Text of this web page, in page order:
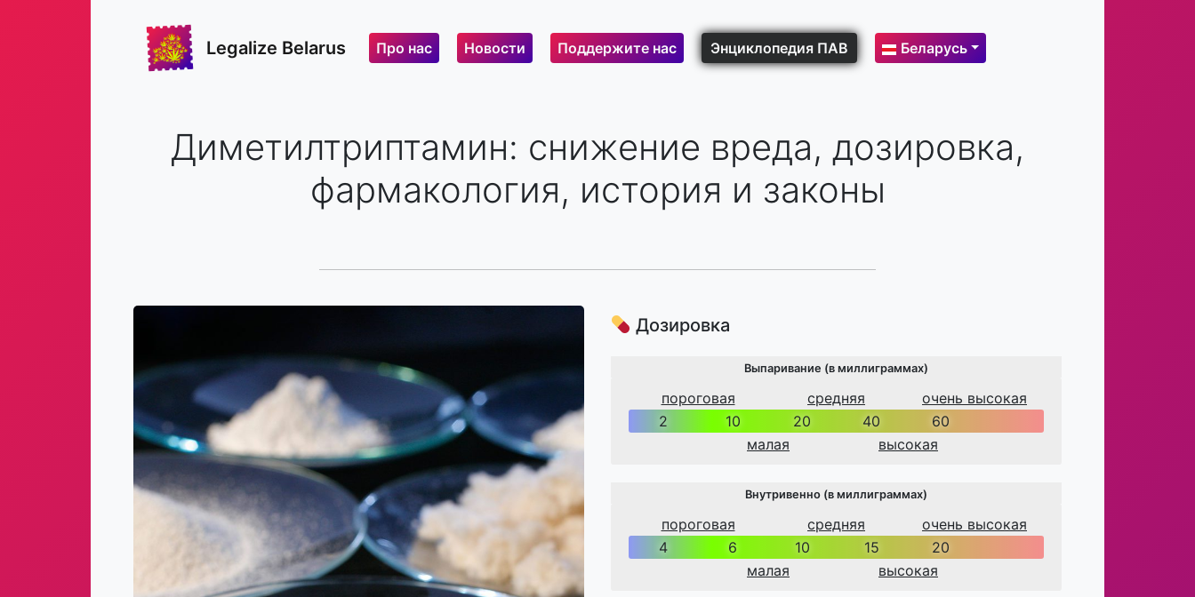
Legalize Belarus Про нас Новости Поддержите нас Энциклопедия ПАВ Беларусь
Диметилтриптамин: снижение вреда, дозировка,
фармакология, история и законы
Дозировка
Выпаривание (в миллиграммах)
пороговая средняя
очень высокая
2
10 20 40
60
малая
высокая
Внутривенно (в миллиграммах)
пороговая средняя
очень высокая
4
6 10 15
20
малая
высокая